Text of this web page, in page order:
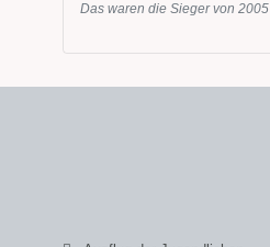
Das waren die Sieger von 2005